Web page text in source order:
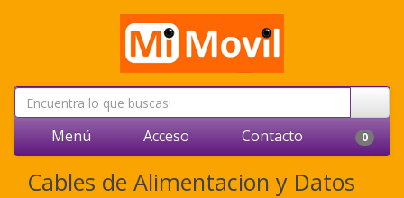
Menú Acceso Contacto 0
Cables de Alimentacion y Datos